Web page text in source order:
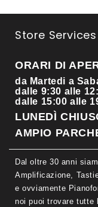
Store Services
ORARI DI
da Martedi a
dalle 9:30 alle
dalle 15:00 alle
LUNEDÌ
AMPIO
Dal oltre 30 anni
Amplificazione,
e ovviamente
noi puoi trovare tutte